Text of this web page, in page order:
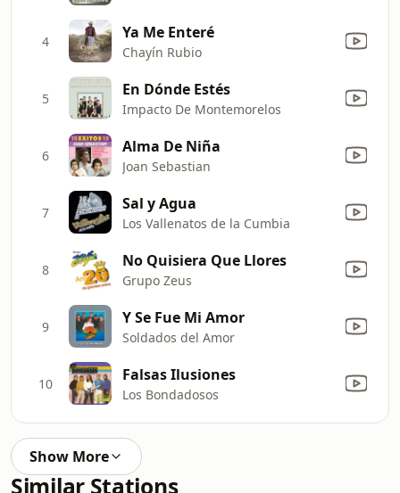
4 Ya Me Enteré
Chayín Rubio
5 En Dónde Estés
Impacto De Montemorelos
6 Alma De Niña
Joan Sebastian
7 Sal y Agua
Los Vallenatos de la Cumbia
8 No Quisiera Que Llores
Grupo Zeus
9 Y Se Fue Mi Amor
Soldados del Amor
10 Falsas Ilusiones
Los Bondadosos
Show More
Similar Stations